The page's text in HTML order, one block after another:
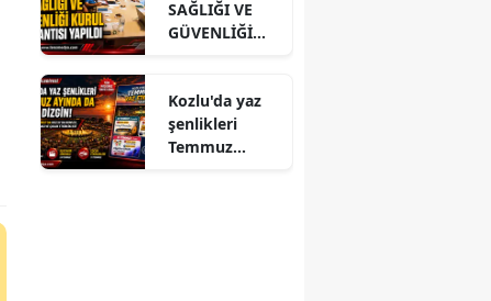
SAĞLIĞI VE
GÜVENLİĞİ
YAPILDI
Kozlu'da yaz
şenlikleri
Temmuz